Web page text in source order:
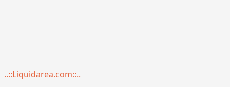
Menu
..::Liquidarea.com::..